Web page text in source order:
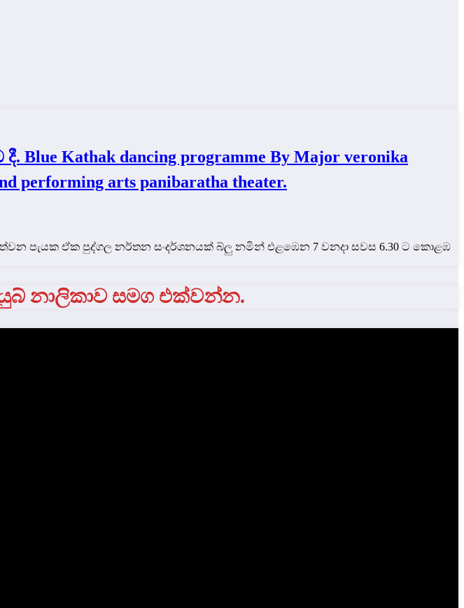
dancing programme By Major veronika
performing arts panibaratha theater.
පැයක ඒක පුද්ගල නර්තන සංදර්ශනයක් බ්ලු නමින් එළඹෙන 7 වනදා සවස 6.30 ට කොළඹ
නාලිකාව සමග එක්වන්න.